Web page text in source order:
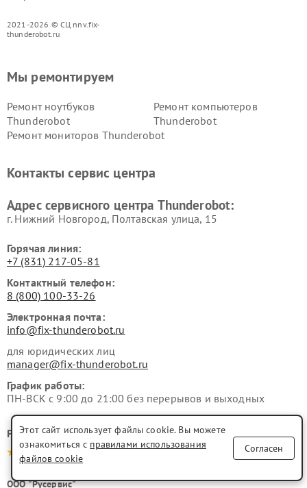
2021-2026 © СЦ nnv.fix-
thunderobot.ru
Мы ремонтируем
Ремонт ноутбуков
Thunderobot
Ремонт компьютеров
Thunderobot
Ремонт мониторов Thunderobot
Контакты сервис центра
Адрес сервисного центра Thunderobot:
г. Нижний Новгород, Полтавская улица, 15
Горячая линия:
+7 (831) 217-05-81
Контактный телефон:
8 (800) 100-33-26
Электронная почта:
info@fix-thunderobot.ru
для юридических лиц
manager@fix-thunderobot.ru
График работы:
ПН-ВСК с 9:00 до 21:00 без перерывов и выходных
Рейтинг сервисного центра
4.9-5.0
ООО "Русервис"
Этот сайт использует файлы cookie. Вы можете
ознакомиться с правилами использования
файлов cookie
Согласен